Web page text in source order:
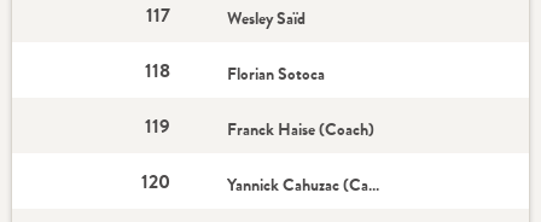
117 Wesley Saïd
118 Florian Sotoca
119 Franck Haise (Coach)
120 Yannick Cahuzac (Capitaine)